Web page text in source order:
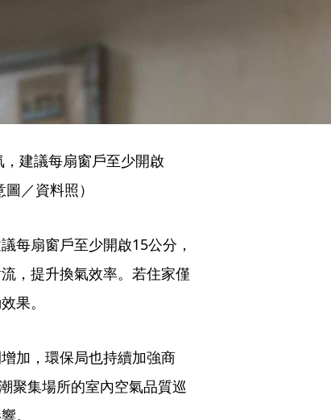
建議每扇窗戶至少開啟
／資料照）
每扇窗戶至少開啟15公分，
，提升換氣效率。若住家僅
果。
加，環保局也持續加強商
聚集場所的室內空氣品質巡
。